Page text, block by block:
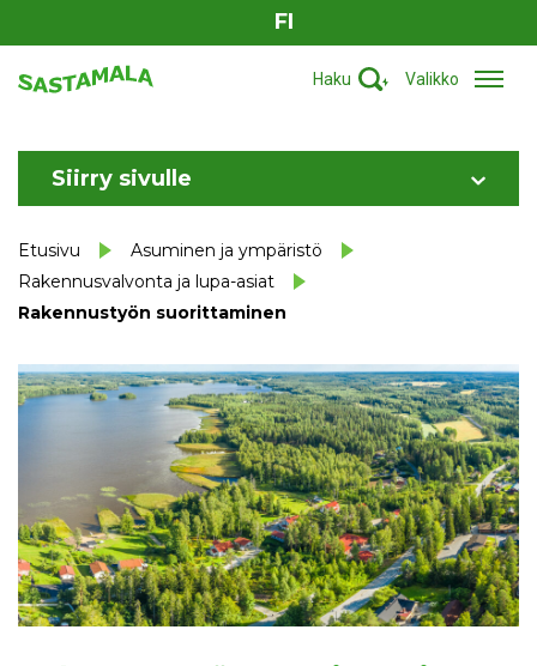
FI
Haku Valikko
Etusivu
Asuminen ja ympäristö
Rakennusvalvonta ja lupa-asiat
Rakennustyön suorittaminen
Siirry sivulle